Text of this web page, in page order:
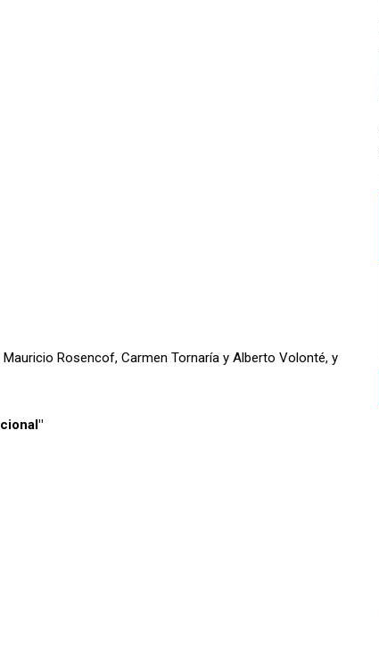
Rosencof, Carmen Tornaría y Alberto Volonté, y